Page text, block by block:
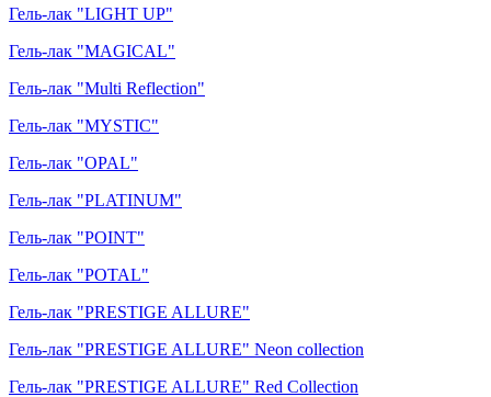
Гель-лак "LIGHT UP"
Гель-лак "MAGICAL"
Гель-лак "Multi Reflection"
Гель-лак "MYSTIC"
Гель-лак "OPAL"
Гель-лак "PLATINUM"
Гель-лак "POINT"
Гель-лак "POTAL"
Гель-лак "PRESTIGE ALLURE"
Гель-лак "PRESTIGE ALLURE" Neon collection
Гель-лак "PRESTIGE ALLURE" Red Collection